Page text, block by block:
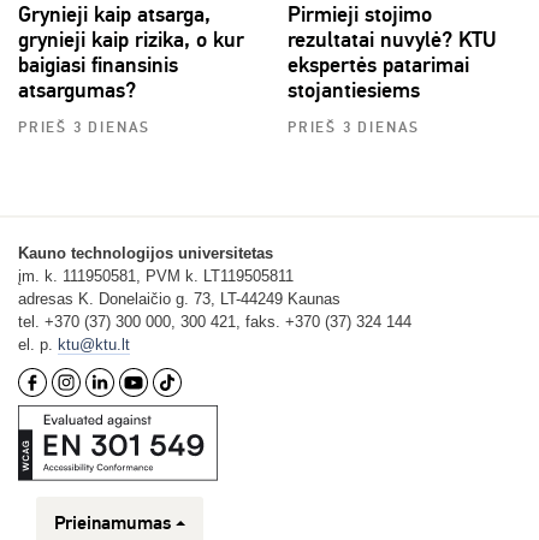
Grynieji kaip atsarga,
grynieji kaip rizika, o kur
baigiasi finansinis
atsargumas?
PRIEŠ 3 DIENAS
Pirmieji stojimo
rezultatai nuvylė? KTU
ekspertės patarimai
stojantiesiems
PRIEŠ 3 DIENAS
Kauno technologijos universitetas
įm. k. 111950581, PVM k. LT119505811
adresas K. Donelaičio g. 73, LT-44249 Kaunas
tel. +370 (37) 300 000, 300 421, faks. +370 (37) 324 144
el. p. ktu@ktu.lt
Prieinamumas